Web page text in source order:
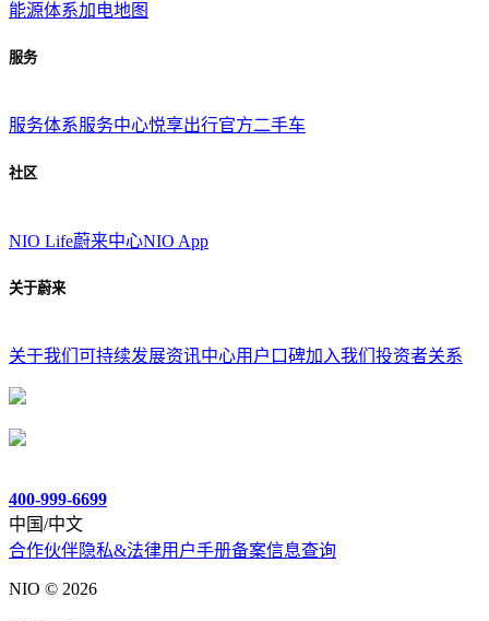
能源体系加电地图
服务
服务体系服务中心悦享出行官方二手车
社区
NIO Life蔚来中心NIO App
关于蔚来
关于我们 可持续发展资讯中心用户口碑加入我们 投资者关系
400-999-6699
中国/中文
合作伙伴隐私&法律用户手册备案信息查询
NIO © 2026